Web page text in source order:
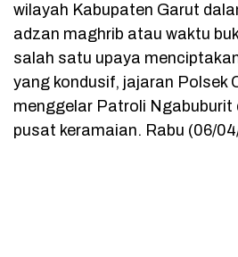
wilayah Kabupaten Garut
adzan maghrib atau waktu
salah satu upaya
yang kondusif, jajaran Polsek
menggelar Patroli
pusat keramaian. Rabu (06/